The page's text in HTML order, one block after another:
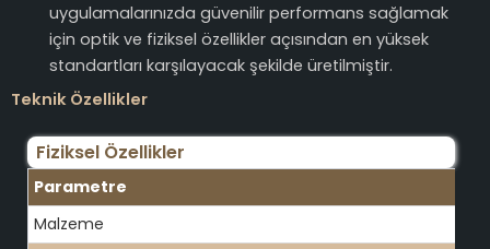
uygulamalarınızda güvenilir performans sağlamak
için optik ve fiziksel özellikler açısından en yüksek
standartları karşılayacak şekilde üretilmiştir.
Teknik Özellikler
Fiziksel Özellikler
Parametre
Malzeme